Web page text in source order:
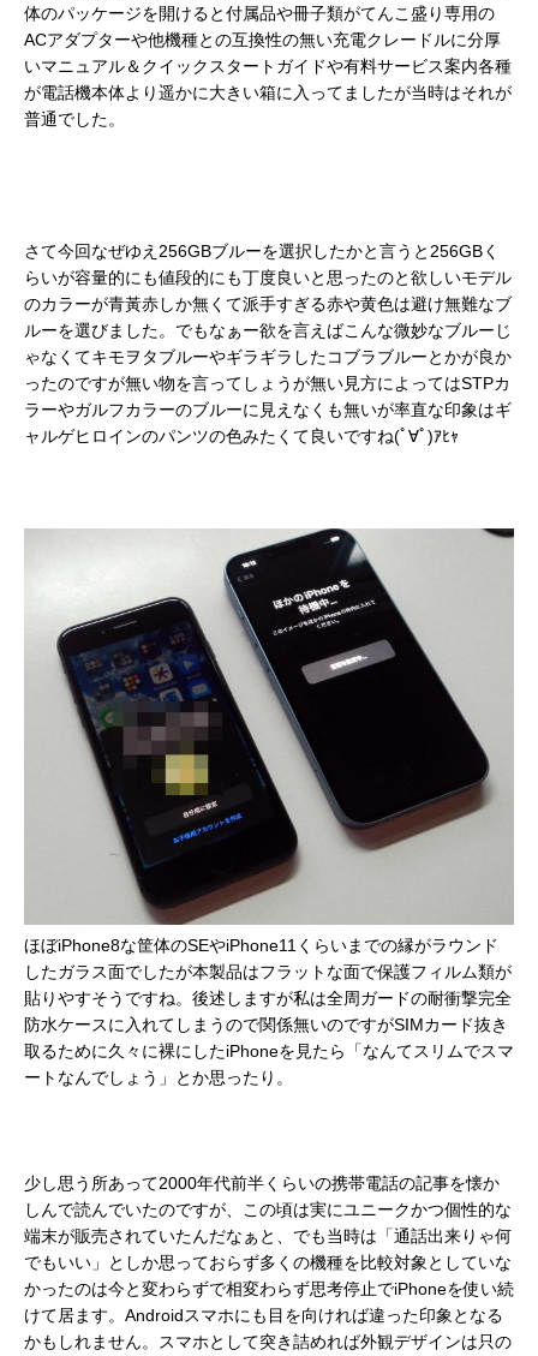
体のパッケージを開けると付属品や冊子類がてんこ盛り専用の
ACアダプターや他機種との互換性の無い充電クレードルに分厚
いマニュアル＆クイックスタートガイドや有料サービス案内各種
が電話機本体より遥かに大きい箱に入ってましたが当時はそれが
普通でした。
さて今回なぜゆえ256GBブルーを選択したかと言うと256GBく
らいが容量的にも値段的にも丁度良いと思ったのと欲しいモデル
のカラーが青黃赤しか無くて派手すぎる赤や黄色は避け無難なブ
ルーを選びました。でもなぁー欲を言えばこんな微妙なブルーじ
ゃなくてキモヲタブルーやギラギラしたコブラブルーとかが良か
ったのですが無い物を言ってしょうが無い見方によってはSTPカ
ラーやガルフカラーのブルーに見えなくも無いが率直な印象はギ
ャルゲヒロインのパンツの色みたくて良いですね(ﾟ∀ﾟ)ｱﾋｬ
ほぼiPhone8な筐体のSEやiPhone11くらいまでの縁がラウンド
したガラス面でしたが本製品はフラットな面で保護フィルム類が
貼りやすそうですね。後述しますが私は全周ガードの耐衝撃完全
防水ケースに入れてしまうので関係無いのですがSIMカード抜き
取るために久々に裸にしたiPhoneを見たら「なんてスリムでスマ
ートなんでしょう」とか思ったり。
少し思う所あって2000年代前半くらいの携帯電話の記事を懐か
しんで読んでいたのですが、この頃は実にユニークかつ個性的な
端末が販売されていたんだなぁと、でも当時は「通話出来りゃ何
でもいい」としか思っておらず多くの機種を比較対象としていな
かったのは今と変わらずで相変わらず思考停止でiPhoneを使い続
けて居ます。Androidスマホにも目を向ければ違った印象となる
かもしれません。スマホとして突き詰めれば外観デザインは只の